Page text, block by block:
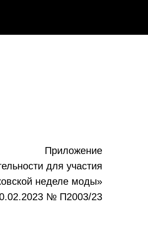
Приложение
для участия
неделе моды»
№ П2003/23